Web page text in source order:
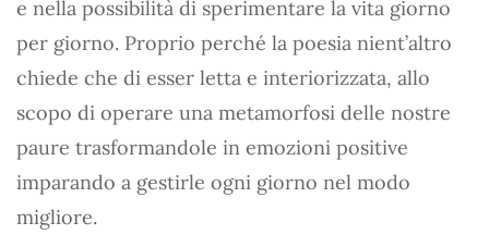
e nella possibilità di sperimentare la vita giorno
per giorno. Proprio perché la poesia nient’altro
chiede che di esser letta e interiorizzata, allo
scopo di operare una metamorfosi delle nostre
paure trasformandole in emozioni positive
imparando a gestirle ogni giorno nel modo
migliore.